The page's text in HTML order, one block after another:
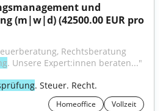
und
(m|w|d) (42500.00 EUR pro
Rechtsberatung
. Unsere Expert:innen beraten..."
. Steuer. Recht.
Homeoffice
Vollzeit